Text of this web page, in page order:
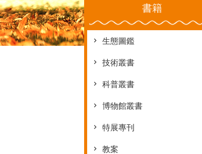
書籍
生態圖鑑
技術叢書
科普叢書
博物館叢書
特展專刊
教案